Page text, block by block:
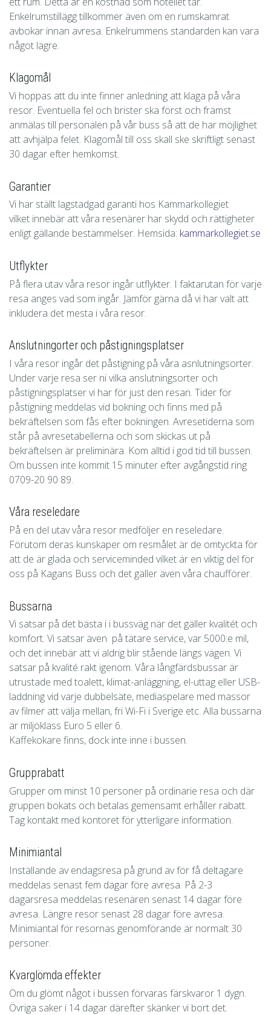
Enkelrumstillägg tillkommer även om en rumskamrat
avbokar innan avresa. Enkelrummens standarden kan vara
något lägre.
Klagomål
Vi hoppas att du inte finner anledning att klaga på våra
resor. Eventuella fel och brister ska först och främst
anmälas till personalen på vår buss så att de har möjlighet
att avhjälpa felet. Klagomål till oss skall ske skriftligt senast
30 dagar efter hemkomst.
Garantier
Vi har ställt lagstadgad garanti hos Kammarkollegiet
vilket innebär att våra resenärer har skydd och rättigheter
enligt gällande bestämmelser. Hemsida: kammarkollegiet.se
Utflykter
På flera utav våra resor ingår utflykter. I faktarutan för varje
resa anges vad som ingår. Jämför gärna då vi har valt att
inkludera det mesta i våra resor.
Anslutningorter och påstigningsplatser
I våra resor ingår det påstigning på våra asnlutningsorter.
Under varje resa ser ni vilka anslutningsorter och
påstigningsplatser vi har för just den resan. Tider för
påstigning meddelas vid bokning och finns med på
bekräftelsen som fås efter bokningen. Avresetiderna som
står på avresetabellerna och som skickas ut på
bekräftelsen är preliminära. Kom alltid i god tid till bussen.
Om bussen inte kommit 15 minuter efter avgångstid ring
0709-20 90 89.
Våra reseledare
På en del utav våra resor medföljer en reseledare.
Förutom deras kunskaper om resmålet är de omtyckta för
att de är glada och serviceminded vilket är en viktig del för
oss på Kagans Buss och det gäller även våra chaufförer.
Bussarna
Vi satsar på det bästa i i bussväg när det gäller kvalitét och
komfort. Vi satsar även på tätare service, var 5000:e mil,
och det innebär att vi aldrig blir stående längs vägen. Vi
satsar på kvalité rakt igenom. Våra långfärdsbussar är
utrustade med toalett, klimat-anläggning, el-uttag eller USB-
laddning vid varje dubbelsäte, mediaspelare med massor
av filmer att välja mellan, fri Wi-Fi i Sverige etc. Alla bussarna
är miljöklass Euro 5 eller 6.
Kaffekokare finns, dock inte inne i bussen.
Grupprabatt
Grupper om minst 10 personer på ordinarie resa och där
gruppen bokats och betalas gemensamt erhåller rabatt.
Tag kontakt med kontoret för ytterligare information.
Minimiantal
Inställande av endagsresa på grund av för få deltagare
meddelas senast fem dagar före avresa. På 2-3
dagarsresa meddelas resenären senast 14 dagar före
avresa. Längre resor senast 28 dagar före avresa.
Minimiantal för resornas genomförande är normalt 30
personer.
Kvarglömda effekter
Om du glömt något i bussen förvaras färskvaror 1 dygn.
Övriga saker i 14 dagar därefter skänker vi bort det.